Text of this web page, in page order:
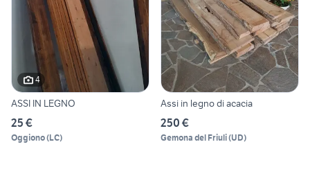
4
ASSI IN LEGNO
25 €
Oggiono(LC)
Assi in legno di acacia
250 €
Gemona del Friuli(UD)